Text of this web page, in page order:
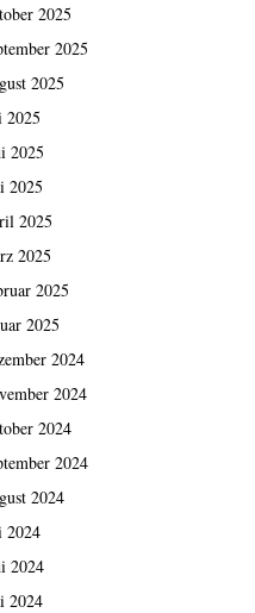
2025
2025
2025
2025
2025
2025
2025
2025
2025
2025
2024
2024
2024
2024
2024
2024
2024
2024